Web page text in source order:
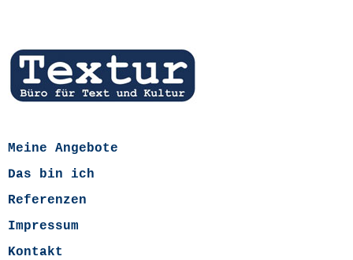
Meine Angebote
Das bin ich
Referenzen
Impressum
Kontakt